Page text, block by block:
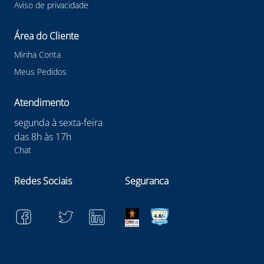
Aviso de privacidade
Área do Cliente
Minha Conta
Meus Pedidos
Atendimento
segunda à sexta-feira
das 8h às 17h
Chat
Redes Sociais Seguranca